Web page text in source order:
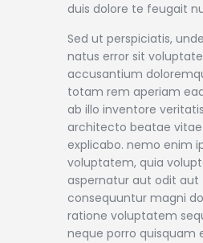
duis dolore te feugait
Sed ut perspiciatis,
natus error sit
accusantium
totam rem aperiam
ab illo inventore
architecto beatae
explicabo. nemo enim
voluptatem, quia
aspernatur aut odit aut
consequuntur magni
ratione voluptatem
neque porro quisquam